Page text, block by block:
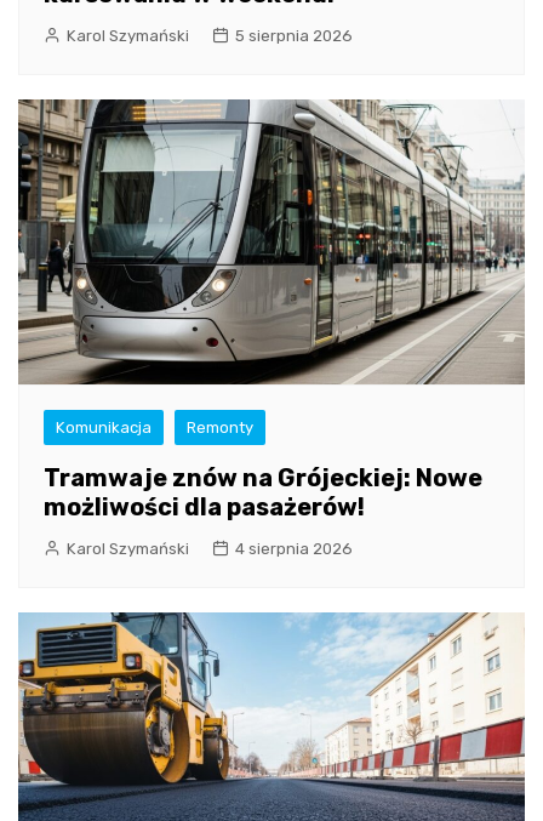
Karol Szymański 5 sierpnia 2026
Komunikacja Remonty
Tramwaje znów na Grójeckiej: Nowe
możliwości dla pasażerów!
Karol Szymański 4 sierpnia 2026